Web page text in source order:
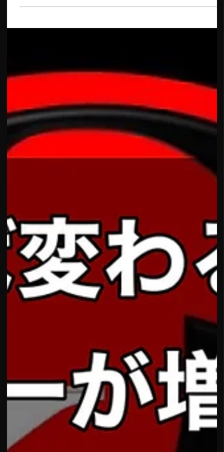
「感情論」や「個別の過失」として捉えるの
はない 建物や施設で起きる事故は、特定の
設備不良や単独の判断だけで発生するもので
はありません。 ・設備の選定・設計時の前
提条件・運営側の想定・点検や確認の考え方
こうした複数の要素が重なり、安全が成立し
なくなったときに事故は起こります。 今回
の事故も、一箇所だけを見て判断できるもの
ではないと考えています。 ■ 法律を守って
確認事項の一つです。 しかし、 法律はあく
まで最低限の基準 であり、それを満たして
いれば十分な安全が確保される、という意味
ではありません。 特に人が密集する施設で
は、法令順守に加えて「実際に何が起こり得
るのか」を想定した設計と運営が不可欠で